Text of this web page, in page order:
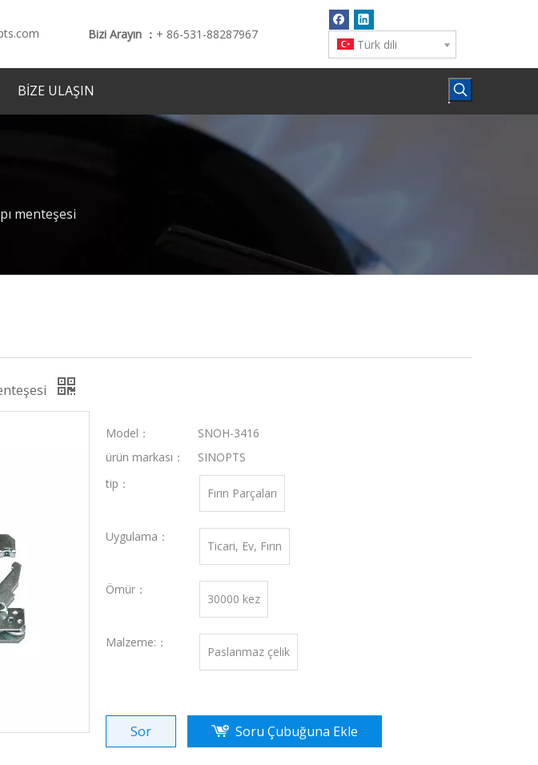
Bizi Arayın ： + 86-531-88287967
Türk dili
BIZE ULAŞIN
menteşesi
Model：
SNOH-3416
ürün markası：
SINOPTS
tip：
Fırın Parçaları
Uygulama：
Ticari, Ev, Fırın
Ömür：
30000 kez
Malzeme:：
Paslanmaz çelik
Sor Soru Çubuğuna Ekle